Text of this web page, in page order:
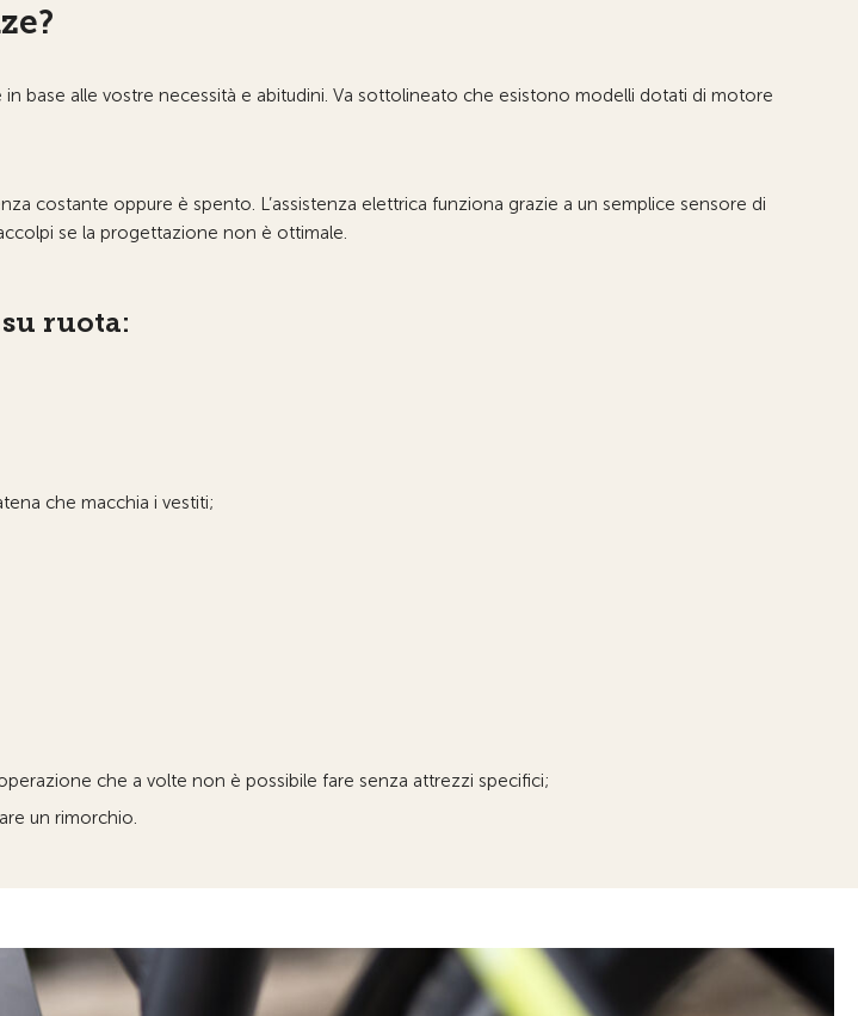
base alle vostre necessità e abitudini. Va sottolineato che esistono modelli dotati di motore
costante oppure è spento. L’assistenza elettrica funziona grazie a un semplice sensore di
se la progettazione non è ottimale.
ruota:
che macchia i vestiti;
che a volte non è possibile fare senza attrezzi specifici;
un rimorchio.